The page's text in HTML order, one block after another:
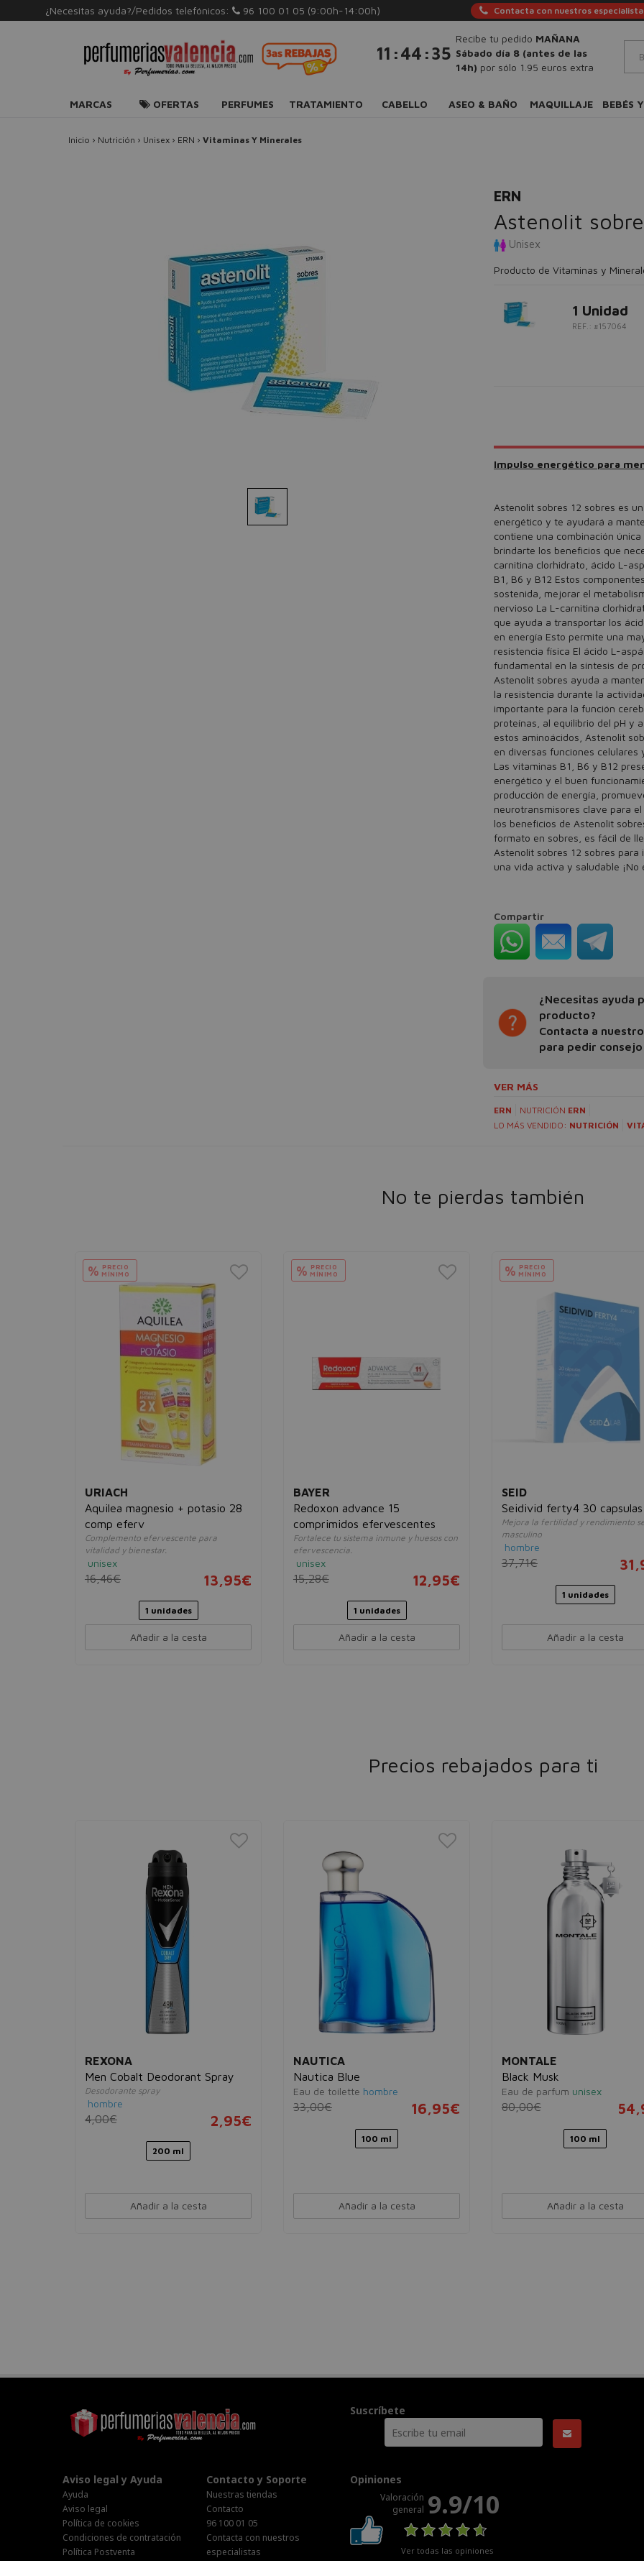
¿Necesitas ayuda?/Pedidos telefónicos: 96 100 01 05 (9:00h-14:00h) Contacta con nuestros
11 :44 :34
Recibe tu pedido MAÑANA
Sábado día 8 (antes de las
14h) por sólo 1.95 euros extra
MARCAS OFERTAS PERFUMES TRATAMIENTO CABELLO ASEO & BAÑO MAQUILLAJE BEBÉS
Inicio › Nutrición › Unisex › ERN › Vitaminas Y Minerales
ERN
Astenolit
Unisex
Producto de Vitaminas y
1 Unidad
REF.: #157064
Impulso energético para
Astenolit sobres 12 sobres es
energético y te ayudará a
contiene una combinación
brindarte los beneficios que
carnitina clorhidrato, ácido L-
B1, B6 y B12 Estos
sostenida, mejorar el
nervioso La L-carnitina
que ayuda a transportar los
en energía Esto permite una
resistencia física El ácido L-
fundamental en la síntesis de
Astenolit sobres ayuda a
la resistencia durante la
importante para la función
proteínas, al equilibrio del pH y
estos aminoácidos, Astenolit
en diversas funciones
Las vitaminas B1, B6 y B12
energético y el buen
producción de energía,
neurotransmisores clave para
los beneficios de Astenolit
formato en sobres, es fácil de
Astenolit sobres 12 sobres
una vida activa y saludable ¡No
Compartir
¿Necesitas ayuda
producto?
Contacta a
para pedir consejo
VER MÁS
ERN NUTRICIÓN ERN
LO MÁS VENDIDO: NUTRICIÓN
No te pierdas también
% PRECIO
MÍNIMO
URIACH
Aquilea magnesio + potasio 28
comp eferv
Complemento efervescente para
vitalidad y bienestar.
unisex
16,46€ 13,95€
1 unidades
Añadir a la cesta
% PRECIO
MÍNIMO
BAYER
Redoxon advance 15
comprimidos efervescentes
Fortalece tu sistema inmune y huesos con
efervescencia.
unisex
15,28€ 12,95€
1 unidades
Añadir a la cesta
% PRECIO
MÍNIMO
SEID
Seidivid ferty4 30 capsulas
Mejora la fertilidad y rendimiento
masculino
hombre
37,71€
1 unidades
Añadir a la cesta
Precios rebajados para ti
REXONA
Men Cobalt Deodorant Spray
Desodorante spray
hombre
4,00€ 2,95€
200 ml
Añadir a la cesta
NAUTICA
Nautica Blue
Eau de toilette hombre
33,00€ 16,95€
100 ml
Añadir a la cesta
MONTALE
Black Musk
Eau de parfum unisex
80,00€
100 ml
Añadir a la cesta
Suscríbete
Aviso legal y Ayuda
Ayuda
Aviso legal
Política de cookies
Condiciones de contratación
Política Postventa
Contacto y Soporte
Nuestras tiendas
Contacto
96 100 01 05
Contacta con nuestros
especialistas
Opiniones
Valoración
general 9.9/10
Ver todas las opiniones